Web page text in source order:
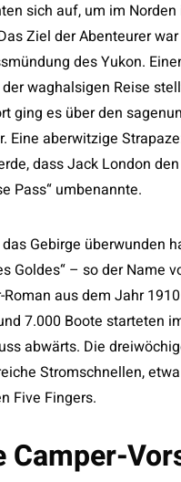
sich auf, um im
Ziel der Abenteurer
des Yukon.
waghalsigen Reise
ging es über den
Eine aberwitzige
dass Jack London
Pass“ umbenannte.
Gebirge überwunden
Goldes“ – so der Name
Roman aus dem Jahr
7.000 Boote starteten
abwärts. Die
Stromschnellen,
Five Fingers.
Camper-